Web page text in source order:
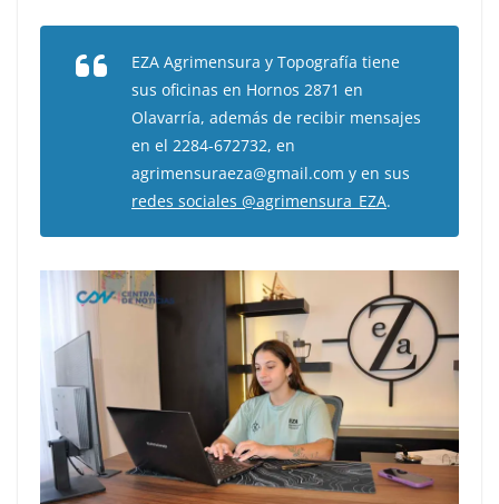
EZA Agrimensura y Topografía tiene
sus oficinas en Hornos 2871 en
Olavarría, además de recibir mensajes
en el 2284-672732, en
agrimensuraeza@gmail.com y en sus
redes sociales @agrimensura_EZA.